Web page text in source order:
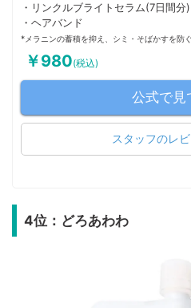
・リンクルブライトセラム(7日間分)
・ヘアバンド
*メラニンの蓄積を抑え、シミ・そばかすを防ぐ
￥980(税込)
公式で見
スタッフのレ
4位：どろあわわ